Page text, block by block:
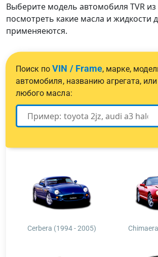
Выберите модель автомобиля TVR
посмотреть какие масла и жидкости
применяеются.
Поиск поVIN / Frame, марке,
автомобиля, названию агрегата,
любого масла:
Cerbera (1994 - 2005)